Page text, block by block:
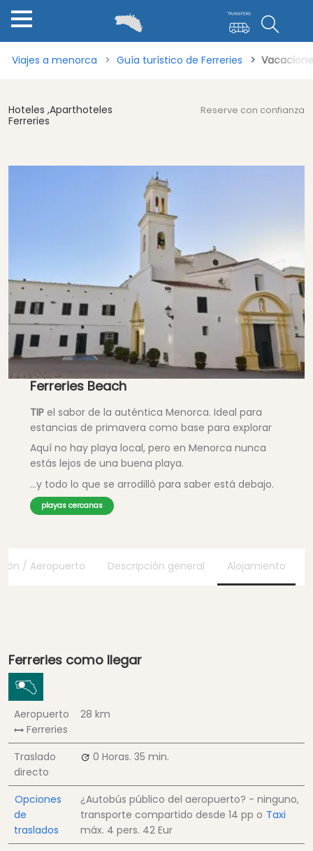
Viajes a menorca Guía turístico de Ferreries
Hoteles ,Aparthoteles
Ferreries
Reserve con confianza
Ferreries Beach
TIP el sabor de la auténtica Menorca. Ideal para
estancias de primavera como base para explorar
Aquí no hay playa local, pero en Menorca nunca
estás lejos de una buena playa.
...y todo lo que se arrodilló para saber está debajo.
playas cercanas
/ Aeropuerto Descripción general Alojamiento
Ferreries como llegar
Aeropuerto
Ferreries
28 km
Traslado
directo
0 Horas. 35 min.
Opciones
de
traslados
¿Autobús público del aeropuerto? - ninguno,
transporte compartido desde 14 pp o Taxi
máx. 4 pers. 42 Eur